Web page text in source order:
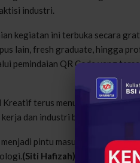
industri.
kegiatan ini terbuka secara
lain, fresh graduate, hingga
pemindaian QR Code yang
terus menunjukkan
dan industri berbasis
pintu masuk bagi
(Siti Hafizah)